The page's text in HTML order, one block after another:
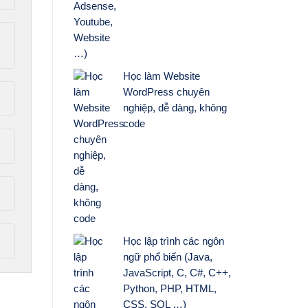
Học làm Website
WordPress chuyên
nghiệp, dễ dàng, không
code
Học lập trình các ngôn
ngữ phổ biến (Java,
JavaScript, C, C#, C++,
Python, PHP, HTML,
CSS, SQL …)